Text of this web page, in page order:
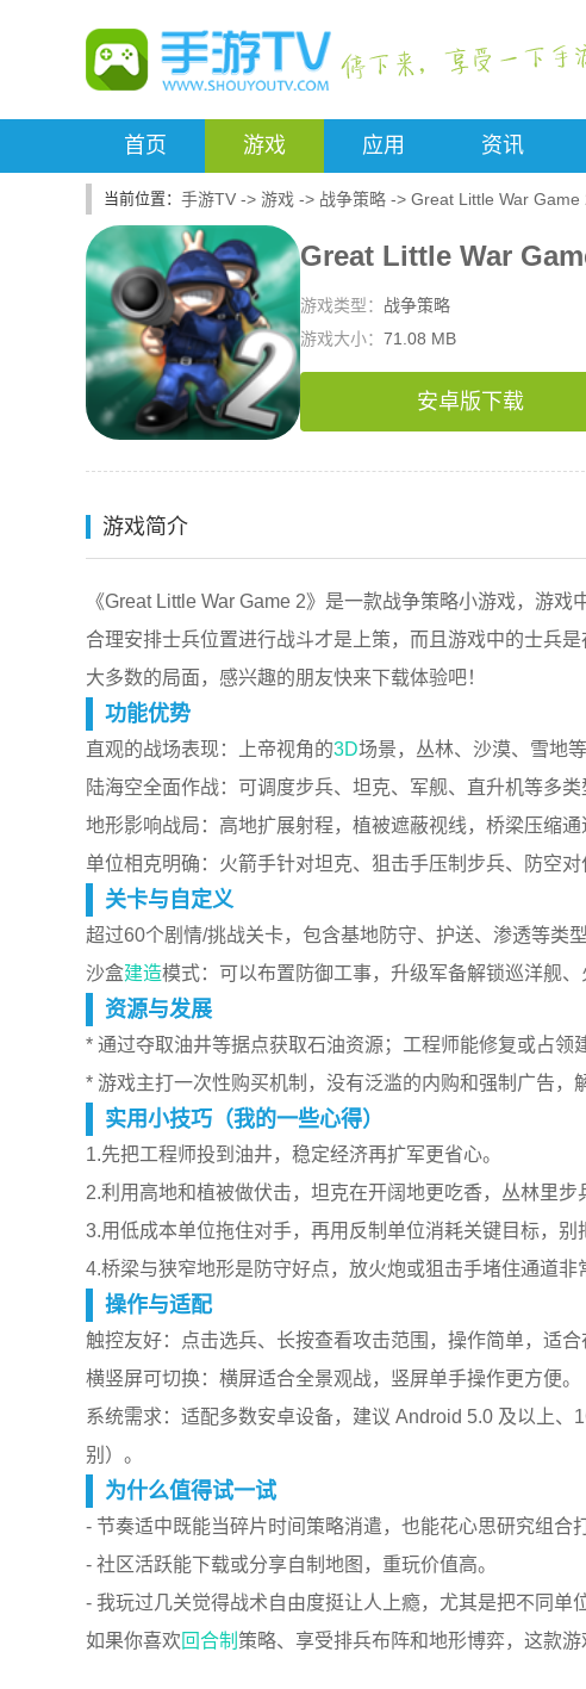
首页 游戏 应用 资讯
手游TV -> 游戏 -> 战争策略 -> Great Little War Game
Great Little War
游戏类型： 战争策略
游戏大小： 71.08 MB
安卓版下载
游戏简介
《Great Little War Game 2》是一款战争策略小游戏，游
合理安排士兵位置进行战斗才是上策，而且游戏中的士兵
大多数的局面，感兴趣的朋友快来下载体验吧！
功能优势
直观的战场表现：上帝视角的3D场景，丛林、沙漠、雪地
陆海空全面作战：可调度步兵、坦克、军舰、直升机等多
地形影响战局：高地扩展射程，植被遮蔽视线，桥梁压缩通
单位相克明确：火箭手针对坦克、狙击手压制步兵、防空
关卡与自定义
超过60个剧情/挑战关卡，包含基地防守、护送、渗透等类
沙盒建造模式：可以布置防御工事，升级军备解锁巡洋舰
资源与发展
* 通过夺取油井等据点获取石油资源；工程师能修复或占领
* 游戏主打一次性购买机制，没有泛滥的内购和强制广告，
实用小技巧（我的一些心得）
1.先把工程师投到油井，稳定经济再扩军更省心。
2.利用高地和植被做伏击，坦克在开阔地更吃香，丛林里步
3.用低成本单位拖住对手，再用反制单位消耗关键目标，别
4.桥梁与狭窄地形是防守好点，放火炮或狙击手堵住通道非
操作与适配
触控友好：点击选兵、长按查看攻击范围，操作简单，适合
横竖屏可切换：横屏适合全景观战，竖屏单手操作更方便。
系统需求：适配多数安卓设备，建议 Android 5.0 及以上
别）。
为什么值得试一试
- 节奏适中既能当碎片时间策略消遣，也能花心思研究组合
- 社区活跃能下载或分享自制地图，重玩价值高。
- 我玩过几关觉得战术自由度挺让人上瘾，尤其是把不同单
如果你喜欢 回合制 策略、享受排兵布阵和地形博弈，这款游